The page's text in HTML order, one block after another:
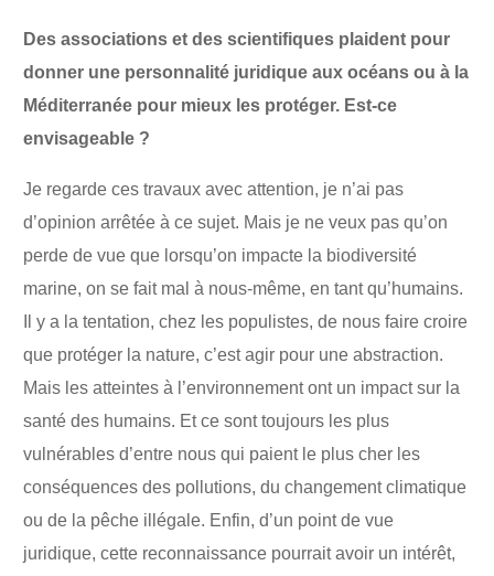
Des associations et des scientifiques plaident pour
donner une personnalité juridique aux océans ou à la
Méditerranée pour mieux les protéger. Est-ce
envisageable ?
Je regarde ces travaux avec attention, je n’ai pas
d’opinion arrêtée à ce sujet. Mais je ne veux pas qu’on
perde de vue que lorsqu’on impacte la biodiversité
marine, on se fait mal à nous-même, en tant qu’humains.
Il y a la tentation, chez les populistes, de nous faire croire
que protéger la nature, c’est agir pour une abstraction.
Mais les atteintes à l’environnement ont un impact sur la
santé des humains. Et ce sont toujours les plus
vulnérables d’entre nous qui paient le plus cher les
conséquences des pollutions, du changement climatique
ou de la pêche illégale. Enfin, d’un point de vue
juridique, cette reconnaissance pourrait avoir un intérêt,